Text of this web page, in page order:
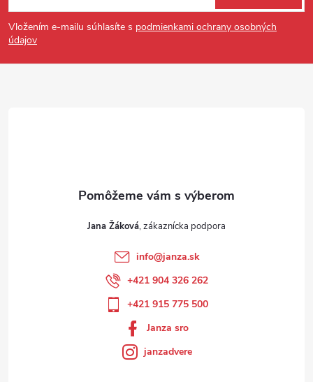
Vložením e-mailu súhlasíte s podmienkami ochrany osobných
údajov
Jana Žáková
info@janza.sk
+421 904 326 262
+421 915 775 500
Janza sro
janzadvere